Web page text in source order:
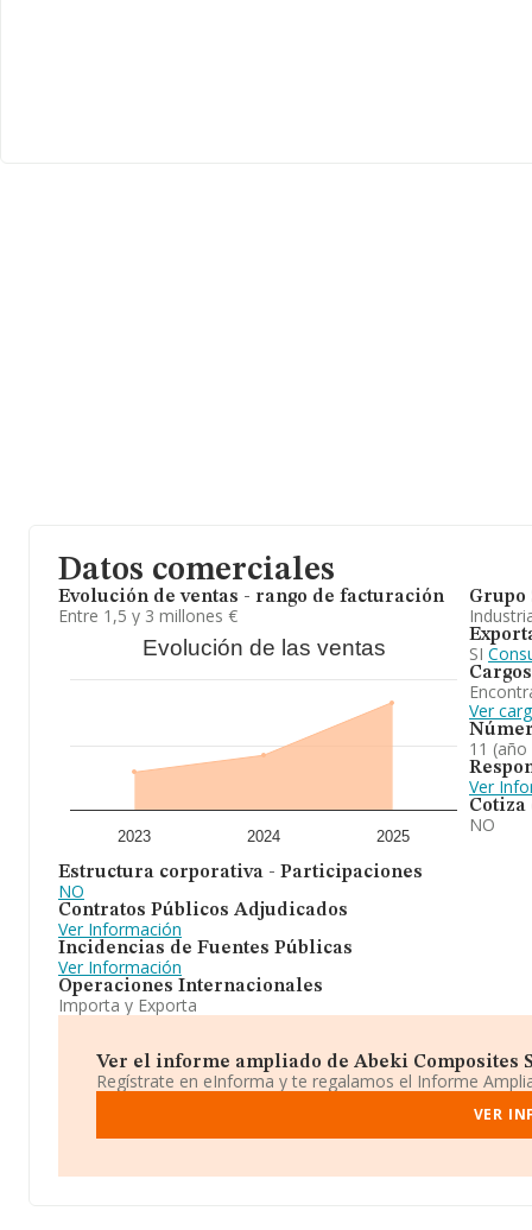
Datos comerciales
Evolución de ventas - rango de facturación
Entre 1,5 y 3 millones €
Evolución de las ventas
2023 2024 2025
Estructura corporativa - Participaciones
NO
Contratos Públicos Adjudicados
Ver Información
Incidencias de Fuentes Públicas
Ver Información
Operaciones Internacionales
Importa y Exporta
Grupo
SI
Cargos
Ver
11 (año
Ver
Cotiza
NO
Ver el informe ampliado de Abeki Composites
Regístrate en eInforma y te regalamos el Informe
VER